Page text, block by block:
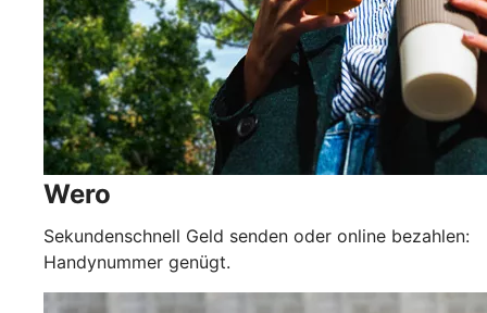
Wero
Sekundenschnell Geld senden oder online bezahlen:
Handynummer genügt.